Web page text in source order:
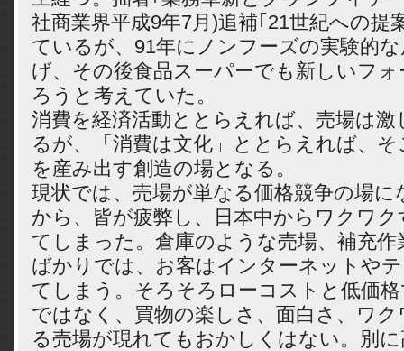
社商業界平成9年7月)追補｢21世紀への提
ているが、91年にノンフーズの実験的
げ、その後食品スーパーでも新しいフ
ろうと考えていた。
消費を経済活動ととらえれば、売場は
るが、「消費は文化」ととらえれば、
を産み出す創造の場となる。
現状では、売場が単なる価格競争の場
から、皆が疲弊し、日本中からワクワ
てしまった。倉庫のような売場、補充
ばかりでは、お客はインターネットや
てしまう。そろそろローコストと低価
ではなく、買物の楽しさ、面白さ、ワ
る売場が現れてもおかしくはない。別